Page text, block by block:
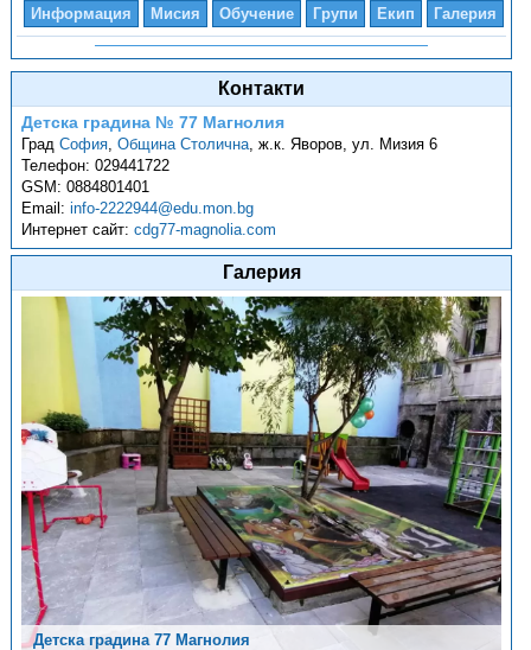
Информация Мисия Обучение Групи Екип Галерия
Контакти
Детска градина № 77 Магнолия
ГрадСофия,Община Столична,ж.к. Яворов, ул. Мизия 6
Телефон:029441722
GSM:0884801401
Email:info-2222944@edu.mon.bg
Интернет сайт:cdg77-magnolia.com
Галерия
Детска градина 77 Магнолия
Детска градина 77 Магнолия